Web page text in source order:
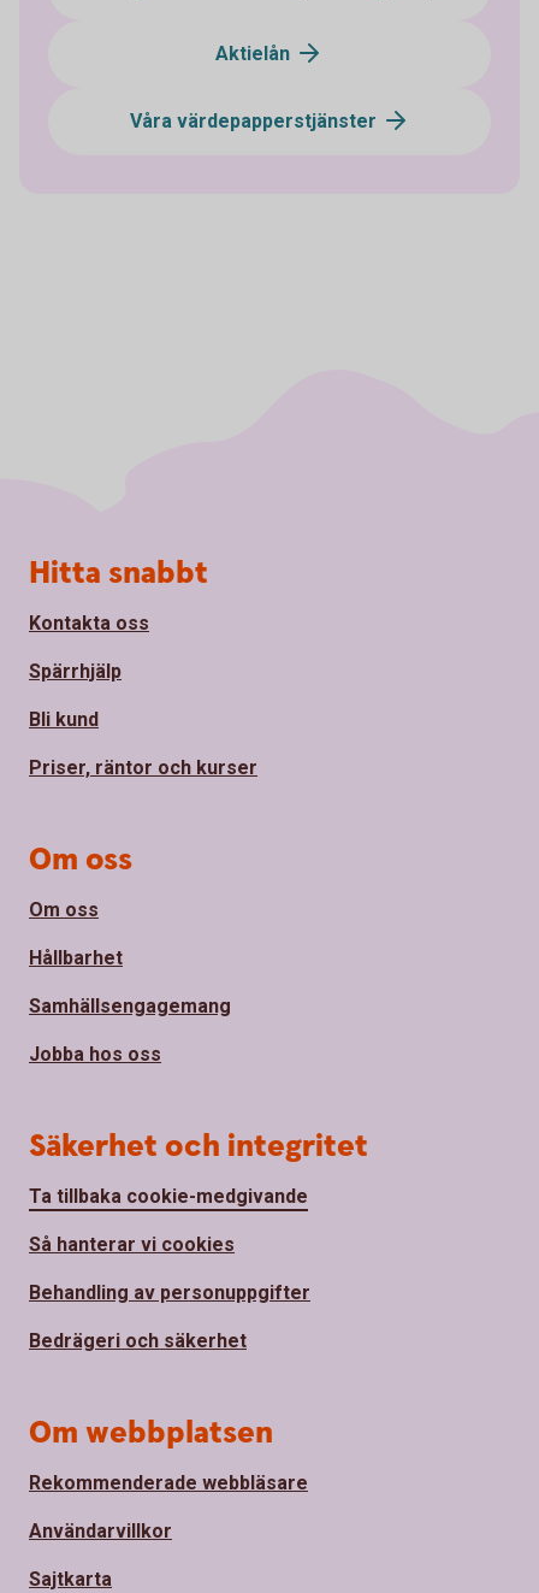
Aktielån
Våra värdepapperstjänster
Sidfot
Hitta snabbt
Kontakta oss
Spärrhjälp
Bli kund
Priser, räntor och kurser
Om oss
Om oss
Hållbarhet
Samhällsengagemang
Jobba hos oss
Säkerhet och integritet
Ta tillbaka cookie-medgivande
Så hanterar vi cookies
Behandling av personuppgifter
Bedrägeri och säkerhet
Om webbplatsen
Rekommenderade webbläsare
Användarvillkor
Sajtkarta